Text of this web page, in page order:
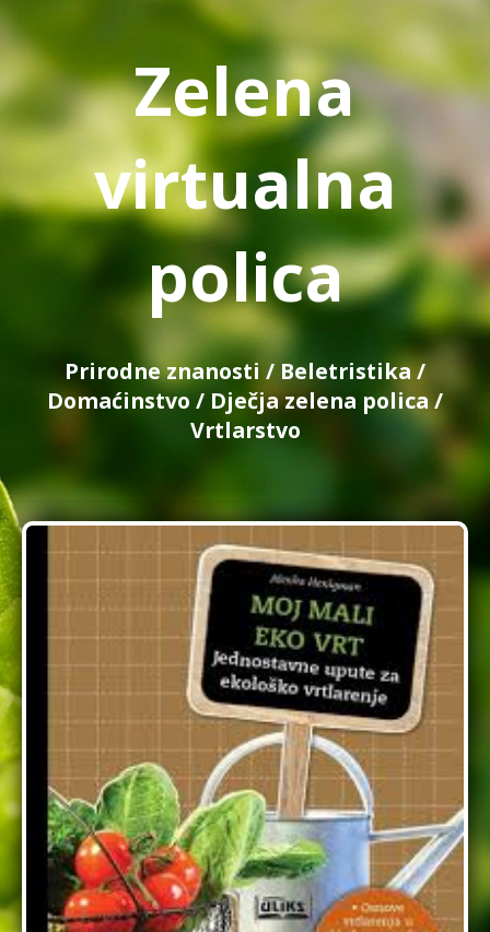
Zelena
virtualna
polica
Prirodne znanosti / Beletristika/
Domaćinstvo / Dječja zelena polica /
Vrtlarstvo